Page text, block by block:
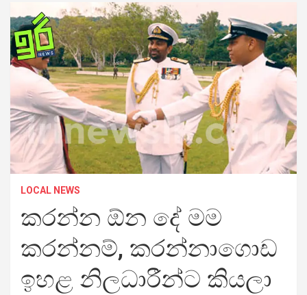
LOCAL NEWS
කරන්න ඕන දේ මම
කරන්නම්, කරන්නාගොඩ
ඉහළ නිලධාරීන්ට කියලා